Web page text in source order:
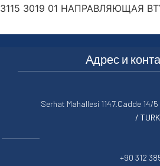
3115 3019 01 НАПРАВЛЯЮЩАЯ
Адрес и
Serhat Mahallesi 1147.Cadde 14/
/
+90 312